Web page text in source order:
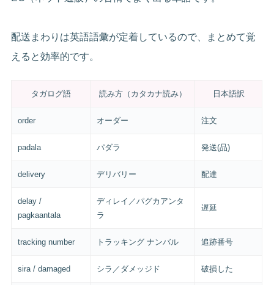
配送まわりは英語語彙が定着しているので、まとめて覚
えると効率的です。
タガログ語 読み方（カタカナ読み） 日本語訳
order オーダー 注文
padala パダラ 発送(品)
delivery デリバリー 配達
delay /
pagkaantala
ディレイ／パグカアンタ
ラ
遅延
tracking number トラッキング ナンバル 追跡番号
sira / damaged シラ／ダメッジド 破損した